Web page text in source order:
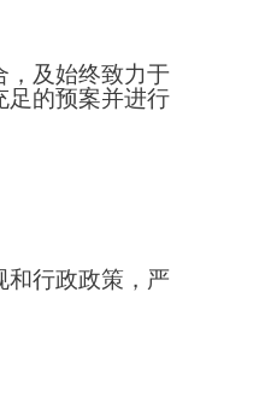
，及始终致力于
足的预案并进行
和行政政策，严